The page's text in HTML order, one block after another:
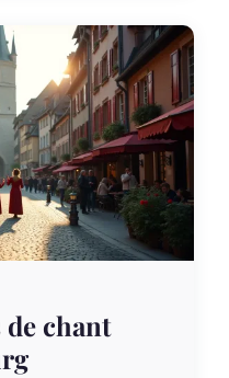
chant